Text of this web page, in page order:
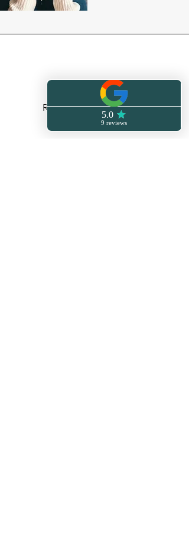
Adresse
Rue du Rouge Cloitre, 39
1310 La Hulpe